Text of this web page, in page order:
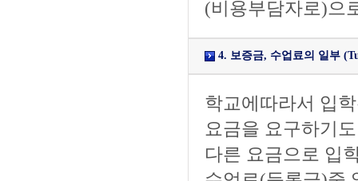
(비용부담자로)으
4. 보증금, 수업료의 일부
학교에따라서 입
요금을 요구하기
다른 요금으로 입